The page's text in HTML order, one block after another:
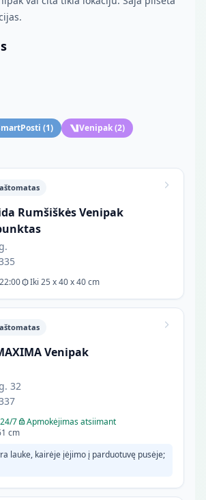
(1) Venipak(2)
Rumšiškės Venipak
Iki 25 x 40 x 40 cm
Venipak
32
7
Apmokėjimas atsiimant
cm
lauke, kairėje įėjimo į parduotuvę pusėje;